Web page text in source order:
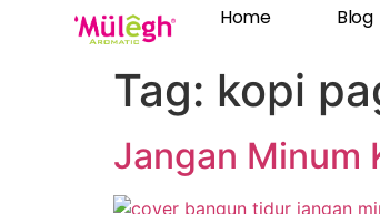
Home Blog
Tag: kopi
Jangan Minum